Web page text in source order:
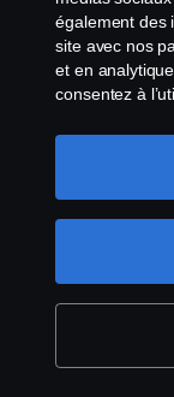
Un trajet
également des
site avec nos
et en
consentez à
cookies en
sélectionnant
protection de